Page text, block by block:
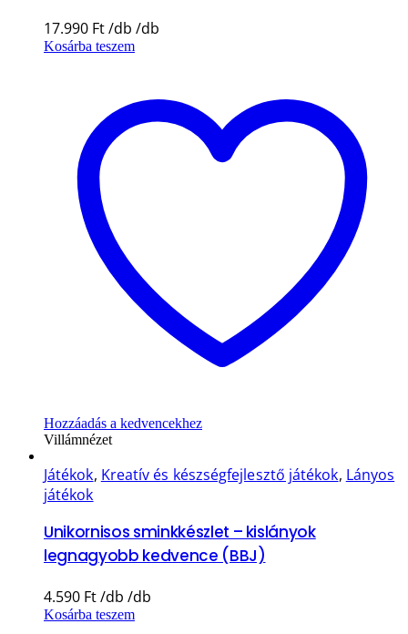
17.990 Ft
Kosárba teszem
Hozzáadás a kedvencekhez
Villámnézet
Játékok, Kreatív és készségfejlesztő játékok, Lányos
játékok
Unikornisos sminkkészlet – kislányok
legnagyobb kedvence (BBJ)
4.590 Ft
Kosárba teszem